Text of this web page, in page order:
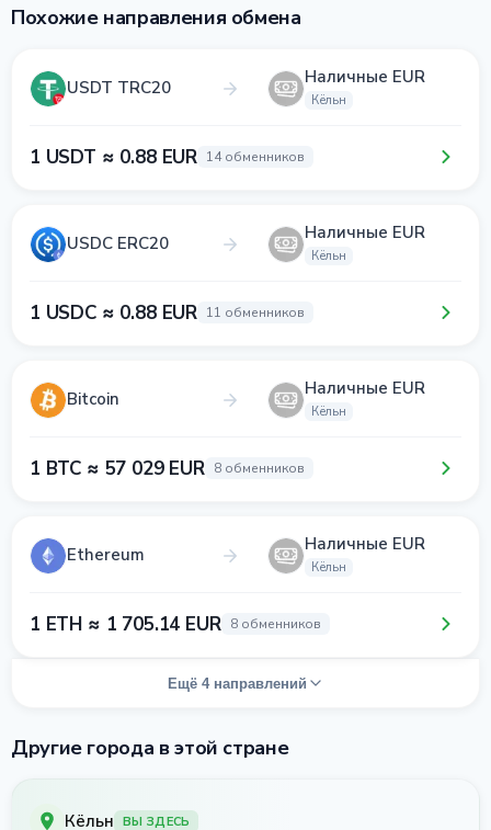
Похожие направления обмена
USDT TRC20 Наличные EUR
Кёльн
1 USDT ≈ 0.88 EUR 14 обменников
USDC ERC20 Наличные EUR
Кёльн
1 USDC ≈ 0.88 EUR 11 обменников
Bitcoin Наличные EUR
Кёльн
1 BTC ≈ 57 029 EUR 8 обменников
Ethereum Наличные EUR
Кёльн
1 ETH ≈ 1 705.14 EUR 8 обменников
Ещё 4 направлений
Другие города в этой стране
Кёльн ВЫ ЗДЕСЬ